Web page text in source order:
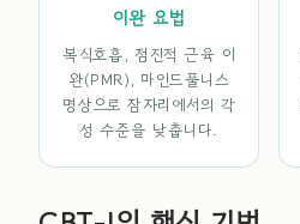
이완 요법
복식호흡, 점진적 근육 이
완(PMR), 마인드풀니스
명상으로 잠자리에서의 각
성 수준을 낮춥니다.